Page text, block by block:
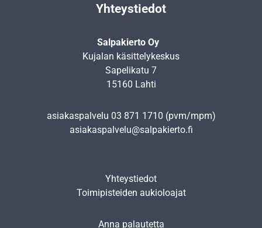
Yhteystiedot
Salpakierto Oy
Kujalan käsittelykeskus
Sapelikatu 7
15160 Lahti
asiakaspalvelu 03 871 1710 (pvm/mpm)
asiakaspalvelu@salpakierto.fi
Yhteystiedot
Toimipisteiden aukioloajat
Anna palautetta